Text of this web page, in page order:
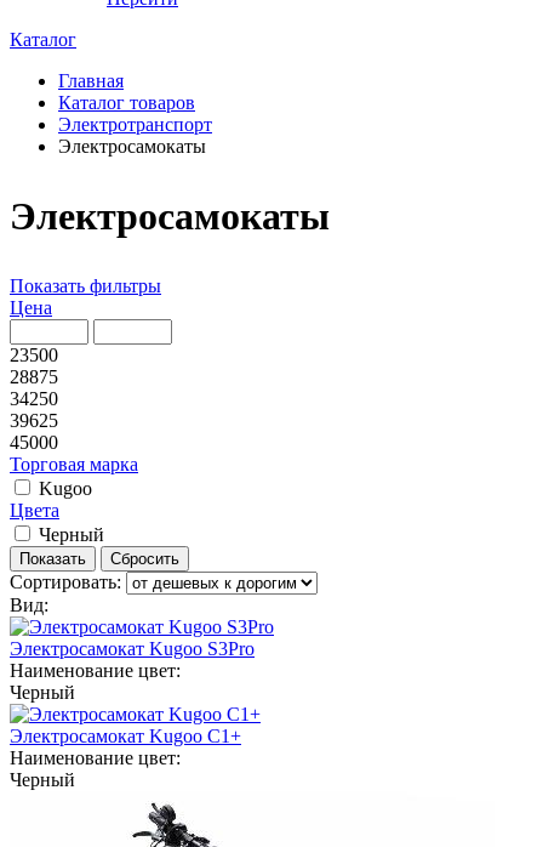
Каталог
Главная
Каталог товаров
Электротранспорт
Электросамокаты
Электросамокаты
Показать фильтры
Цена
23500
28875
34250
39625
45000
Торговая марка
Kugoo
Цвета
Черный
Сортировать:
Вид:
Электросамокат Kugoo S3Pro
Наименование цвет:
Черный
Электросамокат Kugoo C1+
Наименование цвет:
Черный